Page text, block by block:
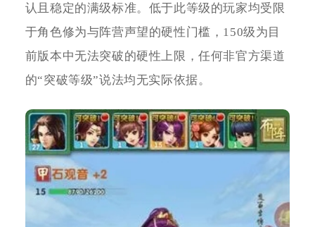
认且稳定的满级标准。低于此等级的玩家均受限
于角色修为与阵营声望的硬性门槛，150级为目
前版本中无法突破的硬性上限，任何非官方渠道
的“突破等级”说法均无实际依据。